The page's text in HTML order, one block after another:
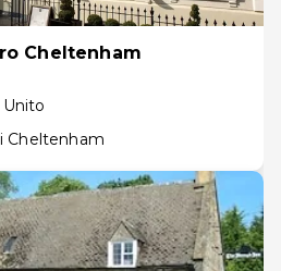
Cheltenham
Cheltenham